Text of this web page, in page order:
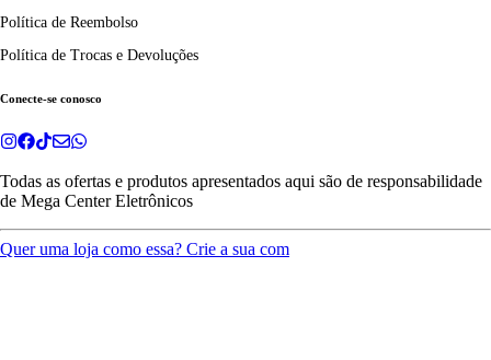
Política de Reembolso
Política de Trocas e Devoluções
Conecte-se conosco
Todas as ofertas e produtos apresentados aqui são de responsabilidade
de Mega Center Eletrônicos
Quer uma loja como essa? Crie a sua com